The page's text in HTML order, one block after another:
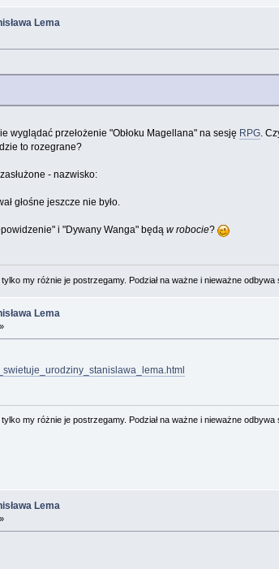
Lema
wyglądać przełożenie "Obłoku Magellana" na sesję RPG.
to rozegrane?
- nazwisko:
głośne jeszcze nie było.
i "Dywany Wanga" będą w robocie?
my różnie je postrzegamy. Podział na ważne i nieważne
Lema
my różnie je postrzegamy. Podział na ważne i nieważne
Lema